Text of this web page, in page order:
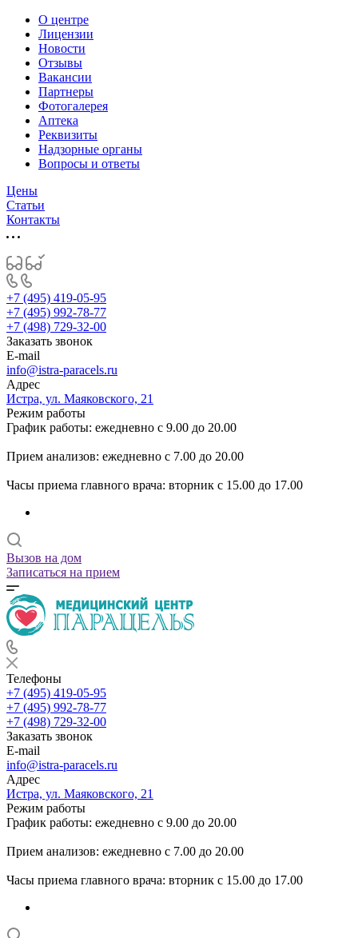
О центре
Лицензии
Новости
Отзывы
Вакансии
Партнеры
Фотогалерея
Аптека
Реквизиты
Надзорные органы
Вопросы и ответы
Цены
Статьи
Контакты
+7 (495) 419-05-95
+7 (495) 992-78-77
+7 (498) 729-32-00
Заказать звонок
E-mail
info@istra-paracels.ru
Адрес
Истра, ул. Маяковского, 21
Режим работы
График работы: ежедневно с 9.00 до 20.00
Прием анализов: ежедневно с 7.00 до 20.00
Часы приема главного врача: вторник с 15.00 до 17.00
Вызов на дом
Записаться на прием
Телефоны
+7 (495) 419-05-95
+7 (495) 992-78-77
+7 (498) 729-32-00
Заказать звонок
E-mail
info@istra-paracels.ru
Адрес
Истра, ул. Маяковского, 21
Режим работы
График работы: ежедневно с 9.00 до 20.00
Прием анализов: ежедневно с 7.00 до 20.00
Часы приема главного врача: вторник с 15.00 до 17.00